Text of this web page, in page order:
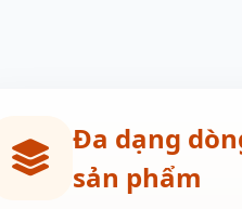
Đa dạng
sản phẩm